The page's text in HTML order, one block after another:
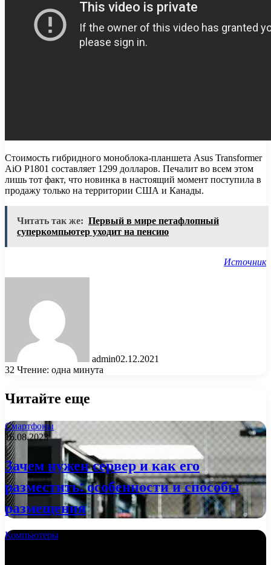
Стоимость гибридного моноблока-планшета Asus Transformer
AiO P1801 составляет 1299 долларов. Печалит во всем этом
лишь тот факт, что новинка в настоящий момент поступила в
продажу только на территории США и Канады.
Читать так же: Первый в мире петафлопный
суперкомпьютер уходит на пенсию
Источник
admin02.12.2021
32 Чтение: одна минута
Читайте еще
Смартфоны
16.08.2023
Зачем нужен сервер и как его
разместить: особенности и способы
размещения
Компьютеры